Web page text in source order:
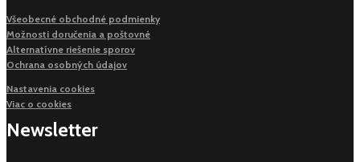
Všeobecné obchodné podmienky
Možnosti doručenia a poštovné
Alternatívne riešenie sporov
Ochrana osobných údajov
Nastavenia cookies
Viac o cookies
Newsletter